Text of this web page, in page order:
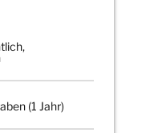
(1 Jahr)